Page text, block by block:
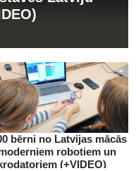
bērni no Latvijas mācās
robotiem un
(+VIDEO)